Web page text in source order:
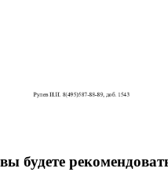
вы будете